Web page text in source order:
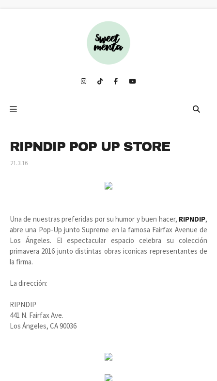
RIPNDIP POP UP STORE
21.3.16
Una de nuestras preferidas por su humor y buen hacer, RIPNDIP,
abre una Pop-Up junto Supreme en la famosa Fairfax Avenue de
Los Ángeles. El espectacular espacio celebra su colección
primavera 2016 junto distintas obras iconicas representantes de
la firma.
La dirección:
RIPNDIP
441 N. Fairfax Ave.
Los Ángeles, CA 90036